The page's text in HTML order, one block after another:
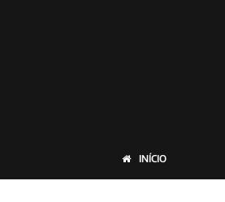
INÍCIO